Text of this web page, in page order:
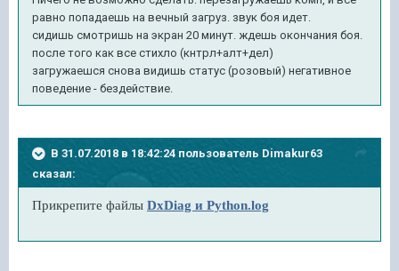
равно попадаешь на вечный загруз. звук боя идет.
сидишь смотришь на экран 20 минут. ждешь окончания боя.
после того как все стихло (кнтрл+алт+дел)
загружаешся снова видишь статус (розовый) негативное
поведение - бездействие.
В 31.07.2018 в 18:42:24 пользователь Dimakur63
сказал:
Прикрепите файлы DxDiag и Python.log